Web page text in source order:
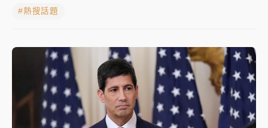
暑假過三周才推「E宿新北打卡趣」！抽獎程序複雜 觀
旅局回應了
中信慈善基金會想增加董事人數！辜仲諒向法院聲請遭
駁 理由曝光
#熱搜話題